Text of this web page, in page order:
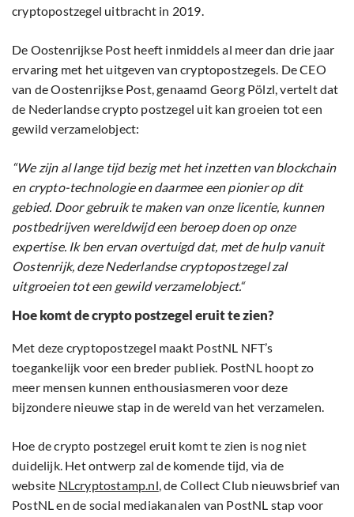
cryptopostzegel uitbracht in 2019.
De Oostenrijkse Post heeft inmiddels al meer dan drie jaar
ervaring met het uitgeven van cryptopostzegels. De CEO
van de Oostenrijkse Post, genaamd Georg Pölzl, vertelt dat
de Nederlandse crypto postzegel uit kan groeien tot een
gewild verzamelobject:
“We zijn al lange tijd bezig met het inzetten van blockchain
en crypto-technologie en daarmee een pionier op dit
gebied. Door gebruik te maken van onze licentie, kunnen
postbedrijven wereldwijd een beroep doen op onze
expertise. Ik ben ervan overtuigd dat, met de hulp vanuit
Oostenrijk, deze Nederlandse cryptopostzegel zal
uitgroeien tot een gewild verzamelobject.“
Hoe komt de crypto postzegel eruit te zien?
Met deze cryptopostzegel maakt PostNL NFT’s
toegankelijk voor een breder publiek. PostNL hoopt zo
meer mensen kunnen enthousiasmeren voor deze
bijzondere nieuwe stap in de wereld van het verzamelen.
Hoe de crypto postzegel eruit komt te zien is nog niet
duidelijk. Het ontwerp zal de komende tijd, via de
website NLcryptostamp.nl, de Collect Club nieuwsbrief van
PostNL en de social mediakanalen van PostNL stap voor